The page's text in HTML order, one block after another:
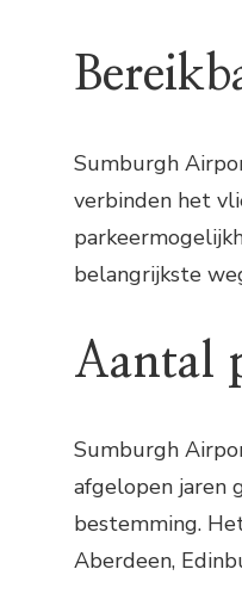
Sumburgh
verbinden het
belangrijkste
Aantal
Sumburgh
afgelopen jaren
bestemming.
Aberdeen,